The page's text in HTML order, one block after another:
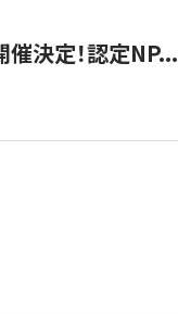
決定！認定NP...